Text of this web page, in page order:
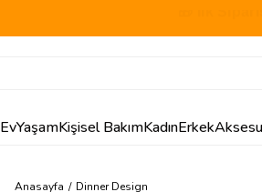
EvYaşamKişisel BakımKadınErkek
Anasayfa Dinner Design